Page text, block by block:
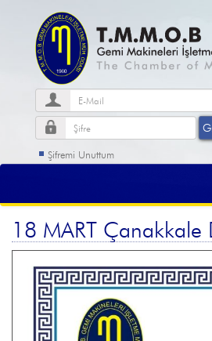
Şifremi Unuttum
18 MART Çanakkale